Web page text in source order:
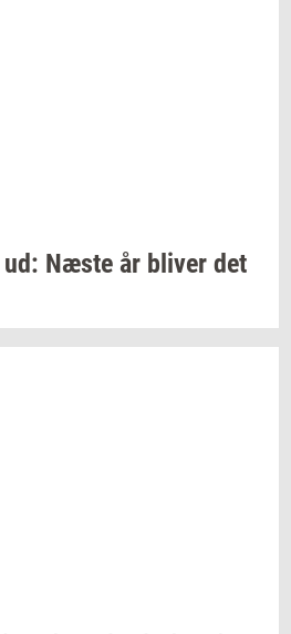
ud: Næste år bli­ver det